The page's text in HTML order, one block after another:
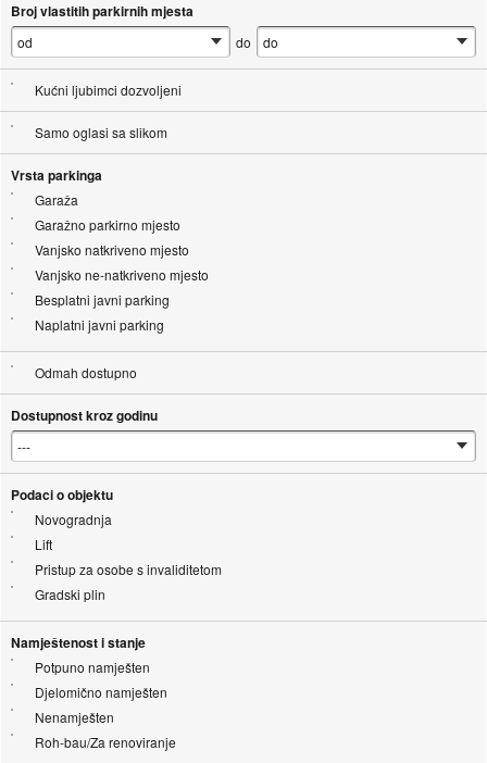
Broj vlastitih parkirnih mjesta
do
Kućni ljubimci dozvoljeni
Samo oglasi sa slikom
Vrsta parkinga
Garaža
Garažno parkirno mjesto
Vanjsko natkriveno mjesto
Vanjsko ne-natkriveno mjesto
Besplatni javni parking
Naplatni javni parking
Odmah dostupno
Dostupnost kroz godinu
Podaci o objektu
Novogradnja
Lift
Pristup za osobe s invaliditetom
Gradski plin
Namještenost i stanje
Potpuno namješten
Djelomično namješten
Nenamješten
Roh-bau/Za renoviranje